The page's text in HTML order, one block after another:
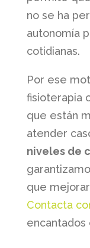
no se ha
autonomía
cotidianas.
Por ese
fisioterapia
que están
atender
niveles de
que
Contacta